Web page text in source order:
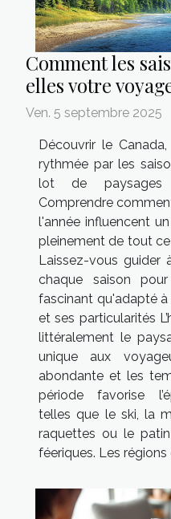
Comment les
elles votre
Ven. 5 septembre 2025
Découvrir le
rythmée par les
lot de paysages
Comprendre
l'année influencent
pleinement de tout
Laissez-vous guider
chaque saison
fascinant qu'adapté à
et ses particularités
littéralement le
unique aux
abondante et les
période favorise
telles que le ski, la
raquettes ou le
féeriques. Les régions